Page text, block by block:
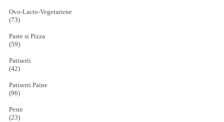
Ovo-Lacto-Vegetariene
(73)
Paste si Pizza
(59)
Patiserii
(42)
Patiserii Paine
(96)
Peste
(23)